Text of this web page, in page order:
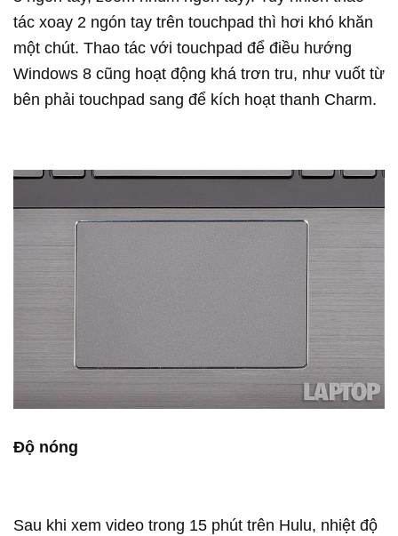
tác xoay 2 ngón tay trên touchpad thì hơi khó khăn
một chút. Thao tác với touchpad để điều hướng
Windows 8 cũng hoạt động khá trơn tru, như vuốt từ
bên phải touchpad sang để kích hoạt thanh Charm.
Độ nóng
Sau khi xem video trong 15 phút trên Hulu, nhiệt độ